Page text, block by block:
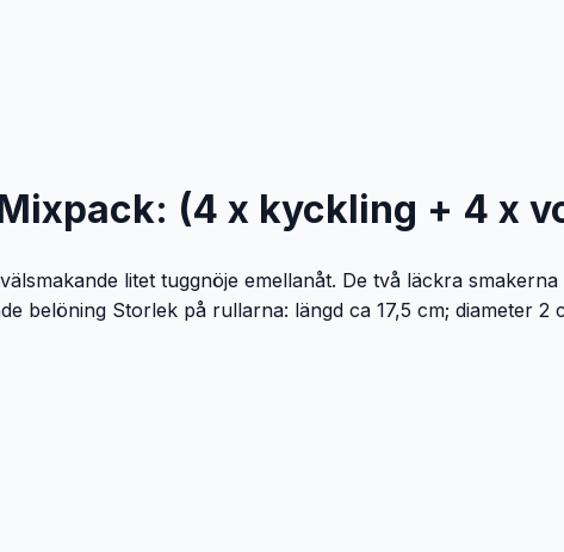
(4 x kyckling + 4 x
litet tuggnöje emellanåt. De två läckra
belöning Storlek på rullarna: längd ca 17,5 cm; diameter